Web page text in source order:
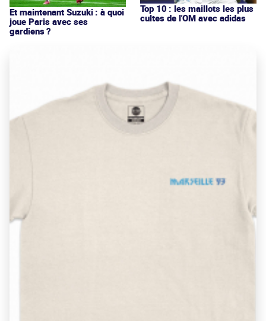
Et maintenant Suzuki : à quoi
joue Paris avec ses
gardiens ?
Top 10 : les maillots les plus
cultes de l'OM avec adidas